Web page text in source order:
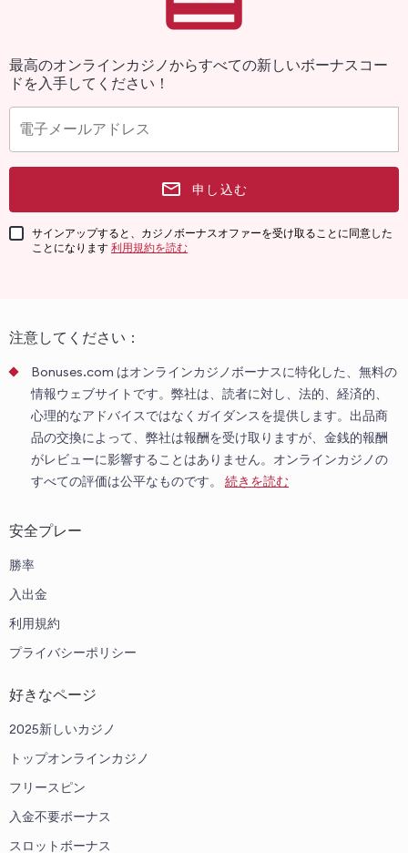
最高のオンラインカジノからすべての新しいボーナスコー
ドを入手してください！
申し込む
サインアップすると、カジノボーナスオファーを受け取ることに同意した
ことになります 利用規約を読む
注意してください：
Bonuses.com はオンラインカジノボーナスに特化した、無料の
情報ウェブサイトです。弊社は、読者に対し、法的、経済的、
心理的なアドバイスではなくガイダンスを提供します。出品商
品の交換によって、弊社は報酬を受け取りますが、金銭的報酬
がレビューに影響することはありません。オンラインカジノの
すべての評価は公平なものです。 続きを読む
安全プレー
勝率
入出金
利用規約
プライバシーポリシー
好きなページ
2025新しいカジノ
トップオンラインカジノ
フリースピン
入金不要ボーナス
スロットボーナス